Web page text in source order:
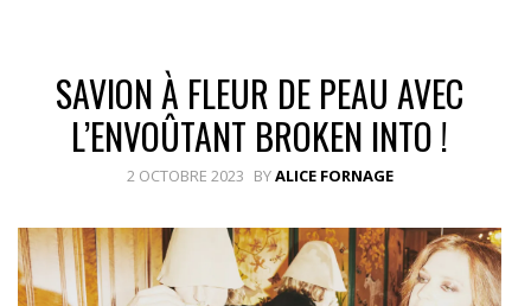
SAVION À FLEUR DE PEAU AVEC
L’ENVOÛTANT BROKEN INTO !
2 OCTOBRE 2023 BYALICE FORNAGE